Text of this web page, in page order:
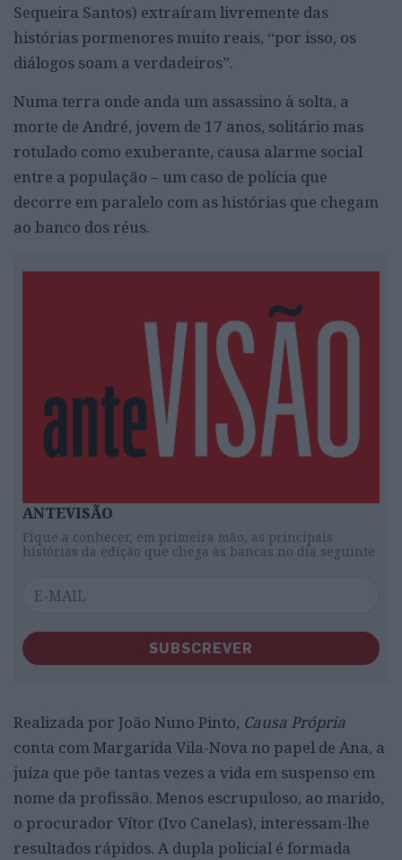
Sequeira Santos) extraíram livremente das
histórias pormenores muito reais, “por isso, os
diálogos soam a verdadeiros”.
Numa terra onde anda um assassino à solta, a
morte de André, jovem de 17 anos, solitário mas
rotulado como exuberante, causa alarme social
entre a população – um caso de polícia que
decorre em paralelo com as histórias que chegam
ao banco dos réus.
ANTEVISÃO
Fique a conhecer, em primeira mão, as principais
histórias da edição que chega às bancas no dia seguinte
SUBSCREVER
Realizada por João Nuno Pinto, Causa Própria
conta com Margarida Vila-Nova no papel de Ana, a
juíza que põe tantas vezes a vida em suspenso em
nome da profissão. Menos escrupuloso, ao marido,
o procurador Vítor (Ivo Canelas), interessam-lhe
resultados rápidos. A dupla policial é formada